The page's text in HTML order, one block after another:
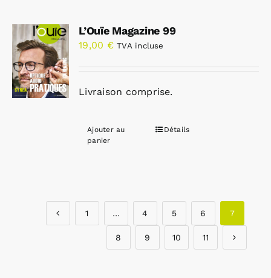
L’Ouïe Magazine 99
19,00 € TVA incluse
Livraison comprise.
Ajouter au
panier
Détails
1 … 4 5 6 7
8 9 10 11